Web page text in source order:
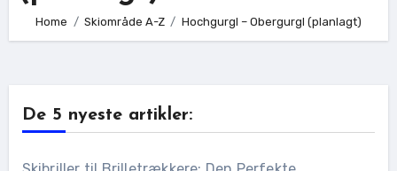
Home Skiområde A-Z Hochgurgl – Obergurgl (planlagt)
De 5 nyeste artikler: